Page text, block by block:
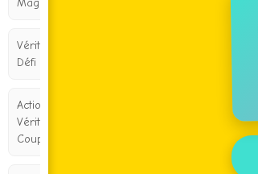
Magique
Vérité ou
Défi
Action ou
Vérité pour
Couples